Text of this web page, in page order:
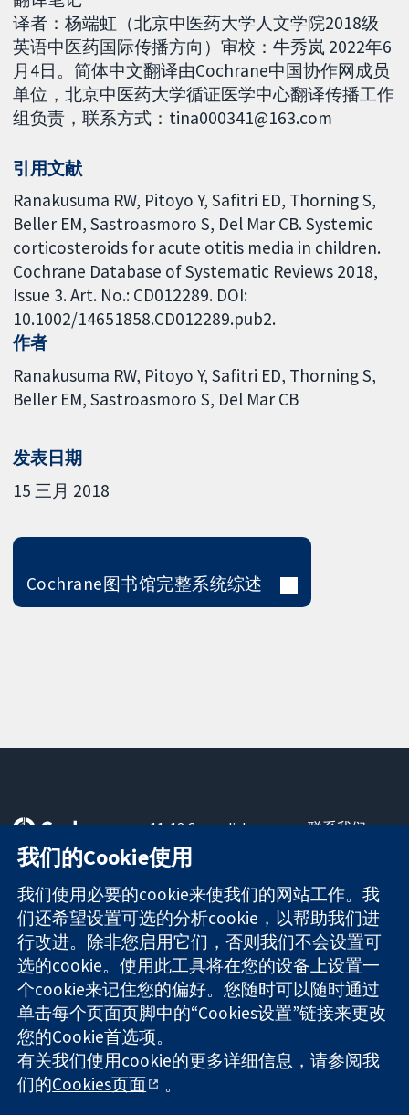
译者：杨端虹（北京中医药大学人文学院2018级
英语中医药国际传播方向）审校：牛秀岚 2022年6
月4日。简体中文翻译由Cochrane中国协作网成员
单位，北京中医药大学循证医学中心翻译传播工作
组负责，联系方式：tina000341@163.com
引用文献
Ranakusuma RW, Pitoyo Y, Safitri ED, Thorning S,
Beller EM, Sastroasmoro S, Del Mar CB. Systemic
corticosteroids for acute otitis media in children.
Cochrane Database of Systematic Reviews 2018,
Issue 3. Art. No.: CD012289. DOI:
10.1002/14651858.CD012289.pub2.
作者
Ranakusuma RW Pitoyo Y Safitri ED Thorning S
Beller EM Sastroasmoro S Del Mar CB
发表日期
15 三月 2018
Cochrane图书馆完整系统综述
可信任的证据
知情决定
更完善的医疗健
康
11-13 Cavendish
Square
London
W1G 0AN
United Kingdom
联系我们
关于我们
工作机会
Cochrane
Library
The Cochrane Collaboration is a charity (no. 1045921) and a
company limited by guarantee (no. 03044323) registered in
England & Wales. VAT registration number GB 718 2127 49.
版权所有：© 2026 Cochrane协作网
我们的Cookie使用
我们使用必要的cookie来使我们的网站工作。我
们还希望设置可选的分析cookie，以帮助我们进
行改进。除非您启用它们，否则我们不会设置可
选的cookie。使用此工具将在您的设备上设置一
个cookie来记住您的偏好。您随时可以随时通过
单击每个页面页脚中的“Cookies设置”链接来更改
您的Cookie首选项。
有关我们使用cookie的更多详细信息，请参阅我
们的Cookies页面 。